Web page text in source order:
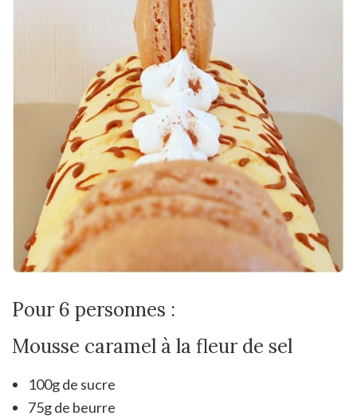
Pour 6 personnes :
Mousse caramel à la fleur de sel
100g de sucre
75g de beurre